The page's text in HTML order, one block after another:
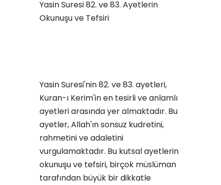
Yasin Suresi 82. ve 83. Ayetlerin
Okunuşu ve Tefsiri
Yasin Suresi'nin 82. ve 83. ayetleri,
Kuran-ı Kerim'in en tesirli ve anlamlı
ayetleri arasında yer almaktadır. Bu
ayetler, Allah'ın sonsuz kudretini,
rahmetini ve adaletini
vurgulamaktadır. Bu kutsal ayetlerin
okunuşu ve tefsiri, birçok müslüman
tarafından büyük bir dikkatle